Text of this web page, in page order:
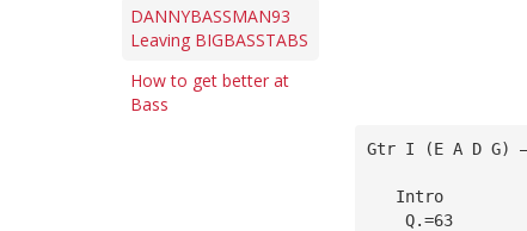
DANNYBASSMAN93
Leaving BIGBASSTABS
How to get better at
Bass
Gtr I (E A D G)
   Intro
Q.=63